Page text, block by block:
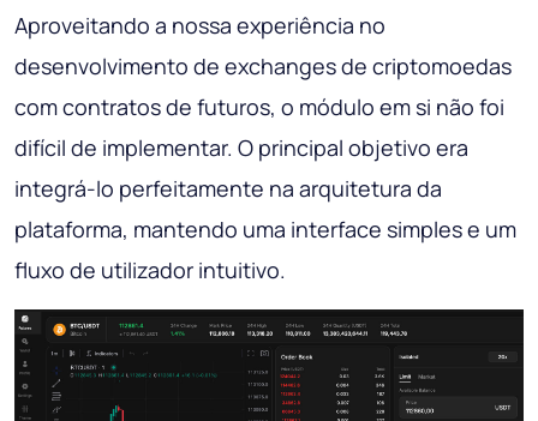
Aproveitando a nossa experiência no
desenvolvimento de exchanges de criptomoedas
com contratos de futuros, o módulo em si não foi
difícil de implementar. O principal objetivo era
integrá-lo perfeitamente na arquitetura da
plataforma, mantendo uma interface simples e um
fluxo de utilizador intuitivo.